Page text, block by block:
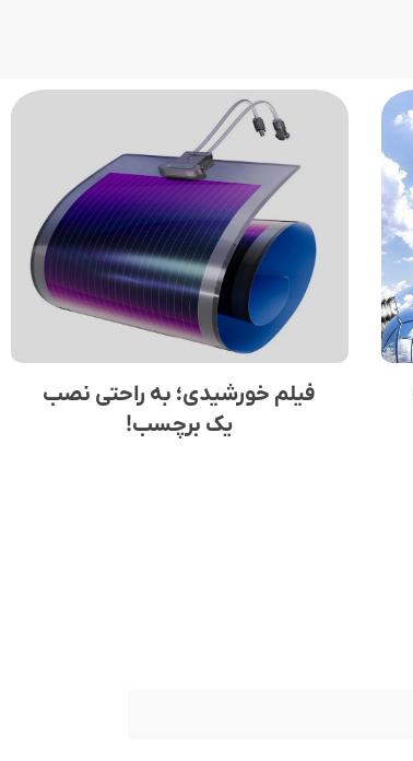
فیلم خورشیدی؛ به راحتی نصب
یک برچسب!